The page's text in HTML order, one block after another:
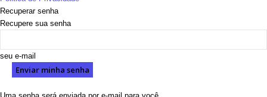
Recuperar senha
Recupere sua senha
seu e-mail